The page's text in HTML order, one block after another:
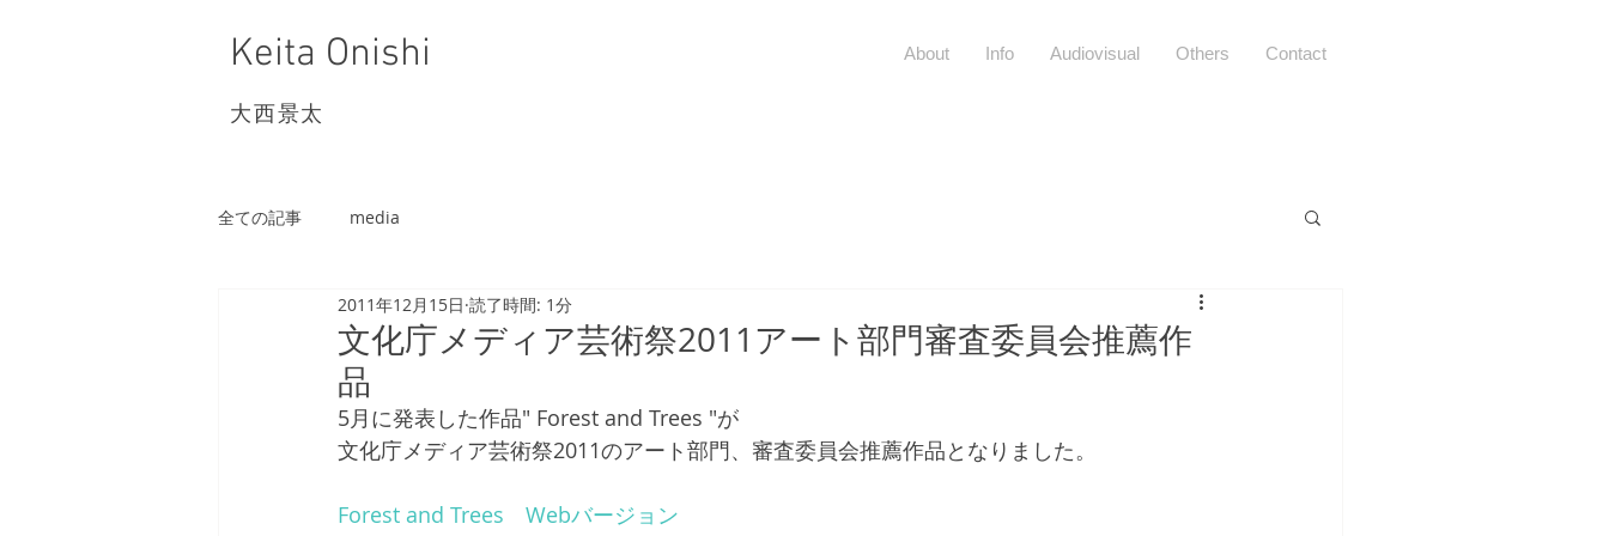
Keita Onishi About Info Audiovisual Others Contact
大西景太
全ての記事 media
文化庁メディア芸術祭2011アート部門審査委員会推薦作
品
2011年12月15日 読了時間: 1分
5月に発表した作品" Forest and Trees "が
文化庁メディア芸術祭2011のアート部門、審査委員会推薦作品となりました。
Forest and Trees　Webバージョン